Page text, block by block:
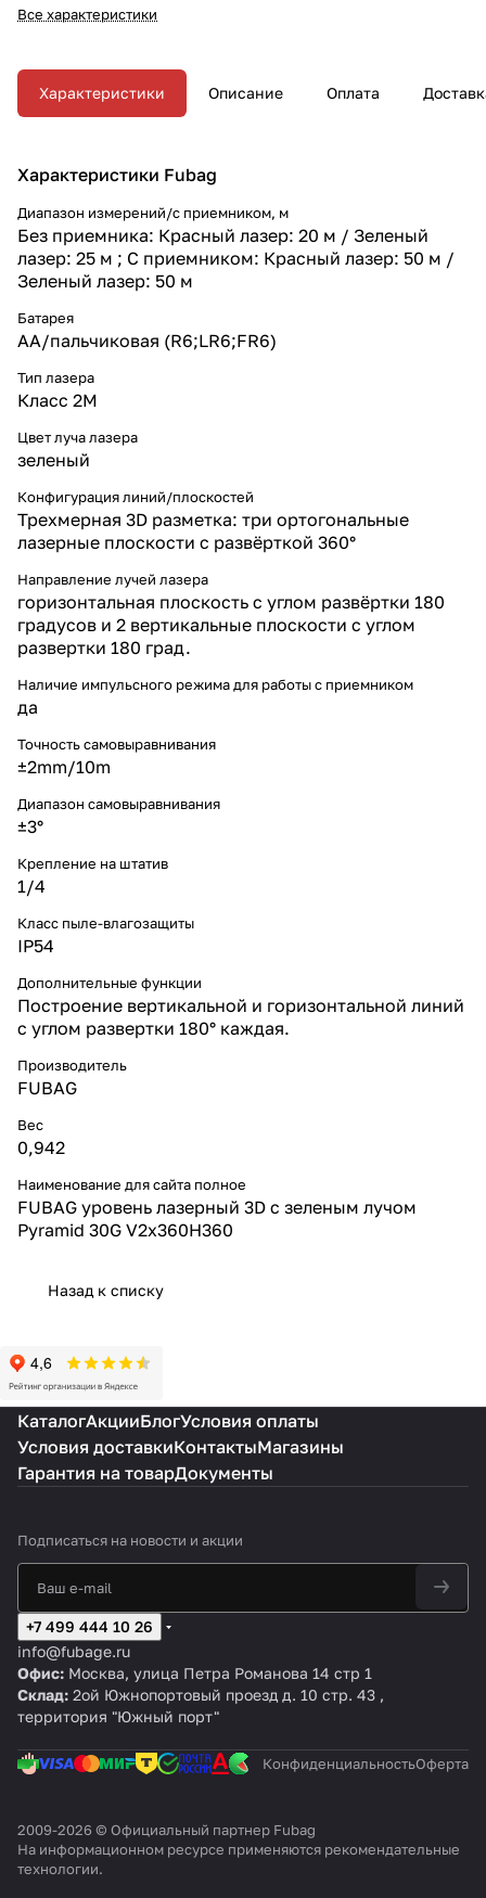
Все характеристики
Характеристики Описание Оплата
Характеристики Fubag
Диапазон измерений/с приемником, м
Без приемника: Красный лазер: 20 м / Зеленый
лазер: 25 м ; С приемником: Красный лазер: 50 м /
Зеленый лазер: 50 м
Батарея
AA/пальчиковая (R6;LR6;FR6)
Тип лазера
Класс 2М
Цвет луча лазера
зеленый
Конфигурация линий/плоскостей
Трехмерная 3D разметка: три ортогональные
лазерные плоскости с развёрткой 360°
Направление лучей лазера
горизонтальная плоскость с углом развёртки 180
градусов и 2 вертикальные плоскости с углом
развертки 180 град.
Наличие импульсного режима для работы с приемником
да
Точность самовыравнивания
±2mm/10m
Диапазон самовыравнивания
±3°
Крепление на штатив
1/4
Класс пыле-влагозащиты
IP54
Дополнительные функции
Построение вертикальной и горизонтальной линий
с углом развертки 180° каждая.
Производитель
FUBAG
Вес
0,942
Наименование для сайта полное
FUBAG уровень лазерный 3D с зеленым лучом
Pyramid 30G V2х360H360
Назад к списку
КаталогАкцииБлогУсловия оплаты
Условия доставкиКонтактыМагазины
Гарантия на товарДокументы
Подписаться на новости и акции
+7 499 444 10 26
info@fubage.ru
Офис: Москва, улица Петра Романова 14 стр 1
Склад: 2ой Южнопортовый проезд д. 10 стр. 43 ,
территория "Южный порт"
КонфиденциальностьОферта
2009-2026 © Официальный партнер Fubag
На информационном ресурсе применяются рекомендательные
технологии.